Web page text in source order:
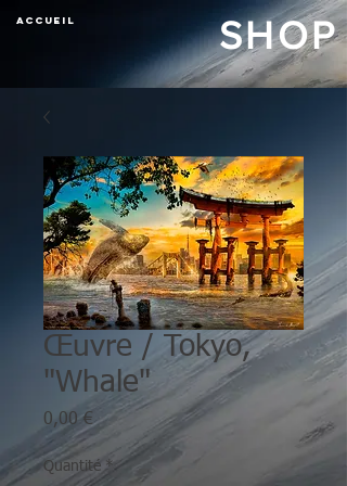
ACCUEIL SHOP
Œuvre / Tokyo,
"Whale"
0,00 €Prix
Quantité *